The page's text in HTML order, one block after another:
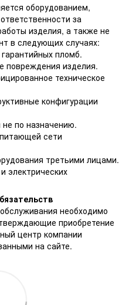
оборудованием,
за
изделия, а также не
в следующих случаях:
пломб.
повреждения изделия.
техническое
конфигурации
по назначению.
сети
третьими лицами.
электрических
необходимо
приобретение
центр компании
на сайте.